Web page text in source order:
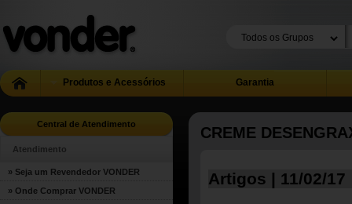
Produtos e Acessórios Garantia
Central de Atendimento
Atendimento
» Seja um Revendedor VONDER
» Onde Comprar VONDER
CREME
Artigos | 11/02/17